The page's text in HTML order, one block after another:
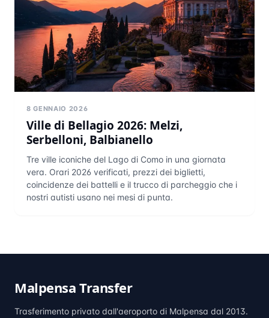
8 GENNAIO 2026
Ville di Bellagio 2026: Melzi,
Serbelloni, Balbianello
Tre ville iconiche del Lago di Como in una giornata
vera. Orari 2026 verificati, prezzi dei biglietti,
coincidenze dei battelli e il trucco di parcheggio che i
nostri autisti usano nei mesi di punta.
Malpensa Transfer
Trasferimento privato dall'aeroporto di Malpensa dal 2013.